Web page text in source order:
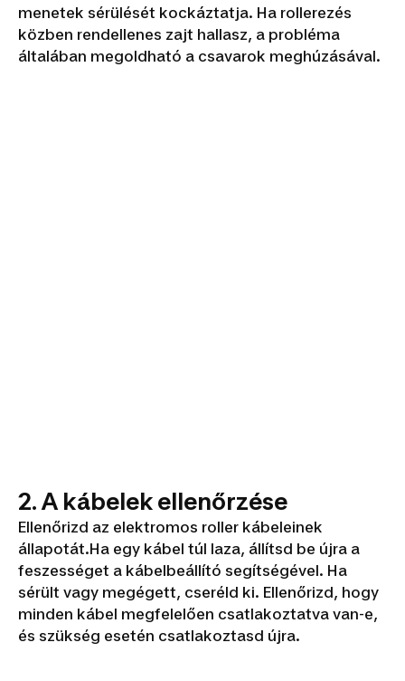
menetek sérülését kockáztatja. Ha rollerezés
közben rendellenes zajt hallasz, a probléma
általában megoldható a csavarok meghúzásával.
2. A kábelek ellenőrzése
Ellenőrizd az elektromos roller kábeleinek
állapotát.Ha egy kábel túl laza, állítsd be újra a
feszességet a kábelbeállító segítségével. Ha
sérült vagy megégett, cseréld ki. Ellenőrizd, hogy
minden kábel megfelelően csatlakoztatva van-e,
és szükség esetén csatlakoztasd újra.